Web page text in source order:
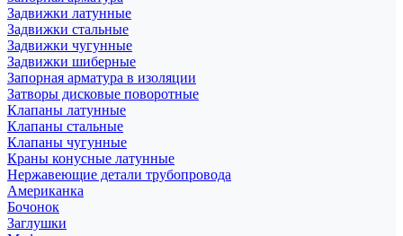
Задвижки латунные
Задвижки стальные
Задвижки чугунные
Задвижки шиберные
Запорная арматура в изоляции
Затворы дисковые поворотные
Клапаны латунные
Клапаны стальные
Клапаны чугунные
Краны конусные латунные
Нержавеющие детали трубопровода
Американка
Бочонок
Заглушки